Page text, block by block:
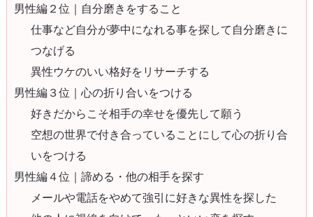
男性編２位｜自分磨きをすること
仕事など自分が夢中になれる事を探して自分磨きに
つなげる
異性ウケのいい格好をリサーチする
男性編３位｜心の折り合いをつける
好きだからこそ相手の幸せを優先して願う
空想の世界で付き合っていることにして心の折り合
いをつける
男性編４位｜諦める・他の相手を探す
メールや電話をやめて強引に好きな異性を探した